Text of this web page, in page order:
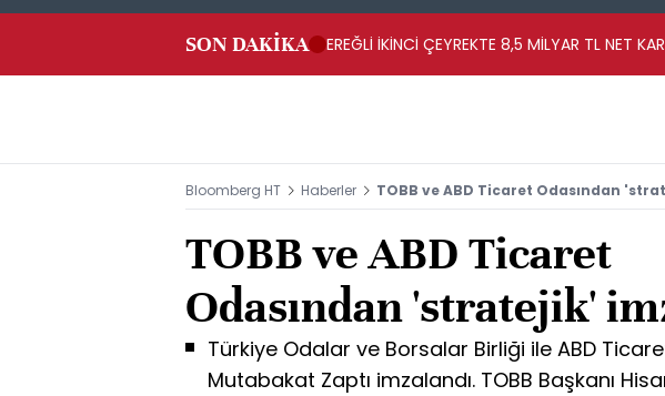
SON DAKİKA EREĞLİ İKİNCİ ÇEYREKTE 8,5 MİLYAR TL NET
Bloomberg HT Haberler TOBB ve ABD Ticaret Odasından
TOBB ve ABD Ticaret
Odasından 'stratejik'
Türkiye Odalar ve Borsalar Birliği ile ABD
Mutabakat Zaptı imzalandı. TOBB Başkanı